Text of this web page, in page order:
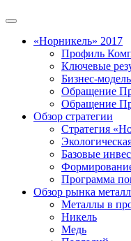
«Норникель» 2017
Профиль
Ключевые
Бизнес-модель
Обращение
Обращение
Обзор стратегии
Стратегия
Базовые
Программа
Обзор рынка
Металлы в
Никель
Медь